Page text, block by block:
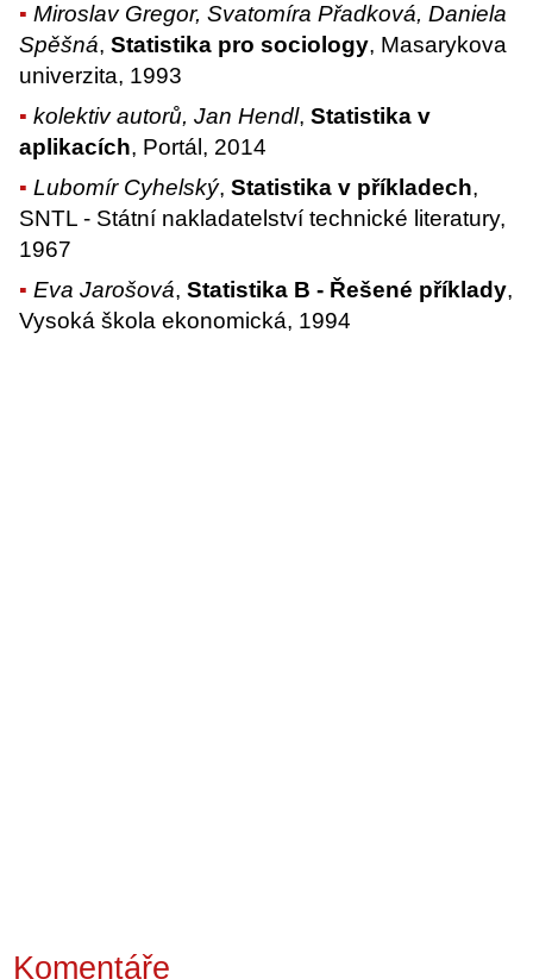
Miroslav Gregor, Svatomíra Přadková, Daniela
Spěšná,Statistika pro sociology, Masarykova
univerzita, 1993
kolektiv autorů, Jan Hendl,Statistika v
aplikacích, Portál, 2014
Lubomír Cyhelský,Statistika v příkladech,
SNTL - Státní nakladatelství technické literatury,
1967
Eva Jarošová,Statistika B - Řešené příklady,
Vysoká škola ekonomická, 1994
Komentáře